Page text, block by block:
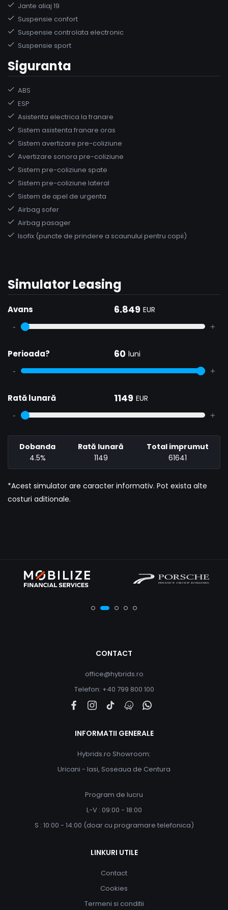
Jante aliaj 19
Suspensie confort
Suspensie controlata electronic
Suspensie sport
Siguranta
ABS
ESP
Asistenta electrica la franare
Sistem asistenta franare oras
Sistem avertizare pre-coliziune
Avertizare sonora pre-coliziune
Sistem pre-coliziune spate
Sistem pre-coliziune lateral
Sistem de apel de urgenta
Airbag sofer
Airbag pasager
Isofix (puncte de prindere a scaunului pentru copii)
Simulator Leasing
Avans 6.849 EUR
- +
Perioada? 60 luni
- +
Rată lunară 1149 EUR
- +
Dobanda
4.5%
Rată lunară
1149
Total imprumut
61641
*Acest simulator are caracter informativ. Pot exista alte
costuri aditionale.
CONTACT
office@hybrids.ro
Telefon: +40 799 800 100
INFORMATII GENERALE
Hybrids.ro Showroom:
Uricani - Iasi, Soseaua de Centura
Program de lucru
L-V : 09:00 - 18:00
S : 10:00 - 14:00 (doar cu programare telefonica)
LINKURI UTILE
Contact
Cookies
Termeni si conditii